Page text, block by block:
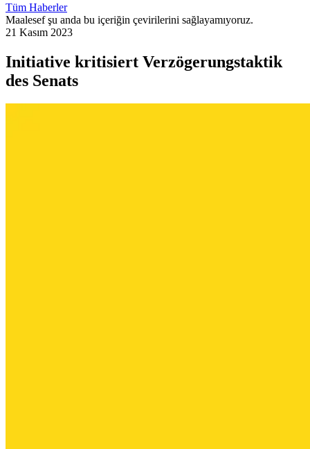
Tüm Haberler
Maalesef şu anda bu içeriğin çevirilerini sağlayamıyoruz.
21 Kasım 2023
Initiative kritisiert Verzögerungstaktik
des Senats